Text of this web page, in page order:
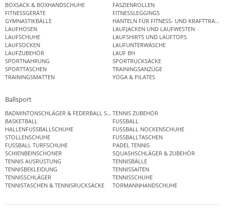
BOXSACK & BOXHANDSCHUHE
FASZIENROLLEN
FITNESSGERÄTE
FITNESSLEGGINGS
GYMNASTIKBÄLLE
HANTELN FÜR FITNESS- UND
LAUFHOSEN
LAUFJACKEN UND LAUFWESTEN
LAUFSCHUHE
LAUFSHIRTS UND LAUFTOPS
LAUFSOCKEN
LAUFUNTERWÄSCHE
LAUFZUBEHÖR
LAUF BH
SPORTNAHRUNG
SPORTRUCKSÄCKE
SPORTTASCHEN
TRAININGSANZÜGE
TRAININGSMATTEN
YOGA & PILATES
Ballsport
BADMINTONSCHLÄGER & FEDERBALL SETSTENNIS ZUBEHÖR
BASKETBALL
FUSSBALL
HALLENFUSSBALLSCHUHE
FUSSBALL NOCKENSCHUHE
STOLLENSCHUHE
FUSSBALLTASCHEN
FUSSBALL TURFSCHUHE
PADEL TENNIS
SCHIENBEINSCHONER
SQUASHSCHLÄGER & ZUBEHÖR
TENNIS AUSRÜSTUNG
TENNISBÄLLE
TENNISBEKLEIDUNG
TENNISSAITEN
TENNISSCHLÄGER
TENNISSCHUHE
TENNISTASCHEN & TENNISRUCKSÄCKE
TORMANNHANDSCHUHE